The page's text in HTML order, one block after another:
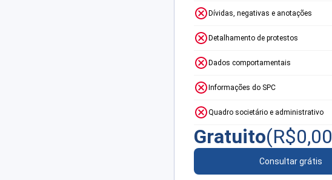
Dívidas, negativas e anotações
Detalhamento de protestos
Dados comportamentais
Informações do SPC
Quadro societário e administrativo
Gratuito(R$0,00
Consultar grátis